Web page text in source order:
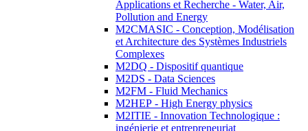
Applications et Recherche - Water, Air,
Pollution and Energy
M2CMASIC - Conception, Modélisation
et Architecture des Systèmes Industriels
Complexes
M2DQ - Dispositif quantique
M2DS - Data Sciences
M2FM - Fluid Mechanics
M2HEP - High Energy physics
M2ITIE - Innovation Technologique :
ingénierie et entrepreneuriat